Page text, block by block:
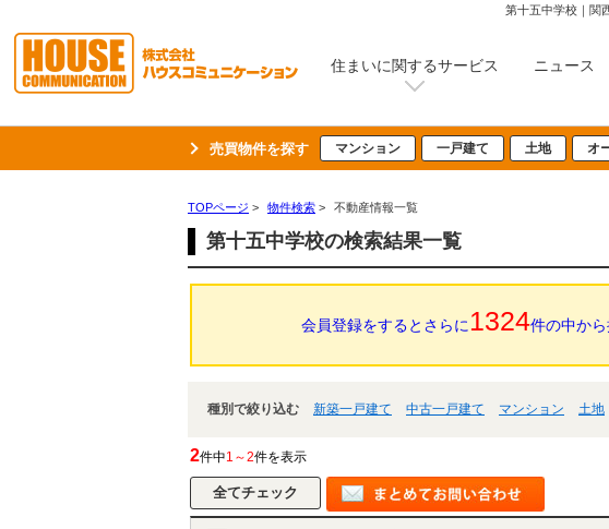
第十五中学校｜関
住まいに関するサービス ニュース
売買物件を探す マンション 一戸建て 土地 オ
TOPページ > 物件検索 > 不動産情報一覧
第十五中学校の検索結果一覧
会員登録をするとさらに 1324件の中から
種別で絞り込む 新築一戸建て 中古一戸建て マンション 土地
2件中1～2件を表示